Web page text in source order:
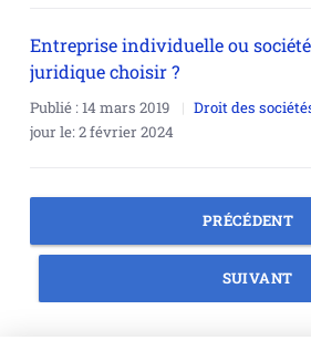
Entreprise individuelle ou
juridique choisir ?
Publié :14 mars 2019 Droit des
jour le:2 février 2024
PRÉCÉDENT
SUIVANT